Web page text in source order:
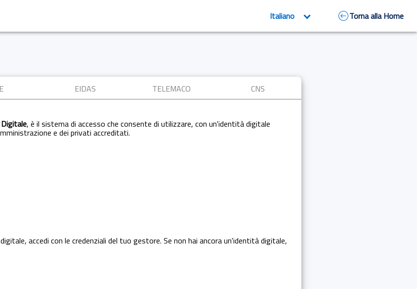
Torna alla Home
EIDAS TELEMACO CNS
, è il sistema di accesso che consente di utilizzare, con un'identità digitale
e dei privati accreditati.
accedi con le credenziali del tuo gestore. Se non hai ancora un'identità digitale,